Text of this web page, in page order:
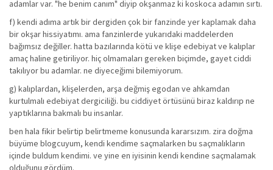
adamlar var. "he benim canım" diyip okşanmaz ki koskoca adamın sırtı.
f) kendi adıma artık bir dergiden çok bir fanzinde yer kaplamak daha
bir okşar hissiyatımı. ama fanzinlerde yukarıdaki maddelerden
bağımsız değiller. hatta bazılarında kötü ve klişe edebiyat ve kalıplar
amaç haline getiriliyor. hiç olmamaları gereken biçimde, gayet ciddi
takılıyor bu adamlar. ne diyeceğimi bilemiyorum.
g) kalıplardan, klişelerden, arşa değmiş egodan ve ahkamdan
kurtulmalı edebiyat dergiciliği. bu ciddiyet örtüsünü biraz kaldırıp ne
yaptıklarına bakmalı bu insanlar.
ben hala fikir belirtip belirtmeme konusunda kararsızım. zira doğma
büyüme blogcuyum, kendi kendime saçmalarken bu saçmalıkların
içinde buldum kendimi. ve yine en iyisinin kendi kendine saçmalamak
olduğunu gördüm.